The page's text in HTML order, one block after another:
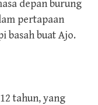
depan burung
pertapaan
basah buat Ajo.
tahun, yang